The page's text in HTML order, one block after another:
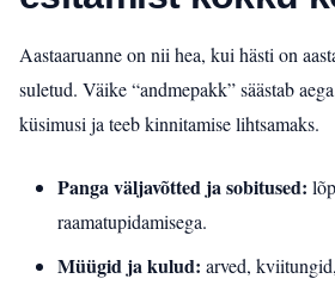
Aastaaruanne on nii hea, kui hästi on
suletud. Väike “andmepakk” säästab
küsimusi ja teeb kinnitamise lihtsamaks.
Panga väljavõtted ja sobitused:
raamatupidamisega.
Müügid ja kulud: arved,